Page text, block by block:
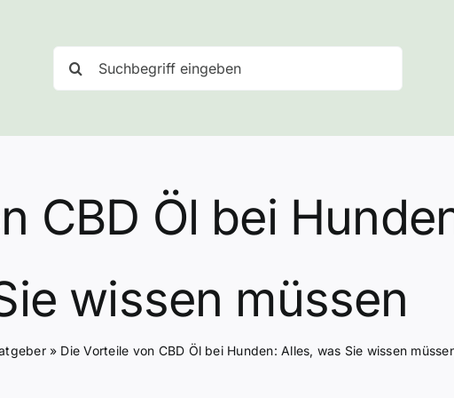
nach:
CBD Öl bei
wissen müssen
» Die Vorteile von CBD Öl bei Hunden: Alles, was Sie wissen